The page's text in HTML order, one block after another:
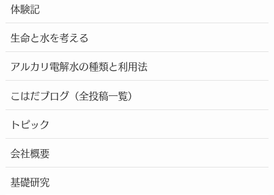
体験記
生命と水を考える
アルカリ電解水の種類と利用法
こはだブログ（全投稿一覧）
トピック
会社概要
基礎研究